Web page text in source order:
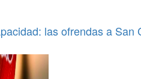
las ofrendas a San